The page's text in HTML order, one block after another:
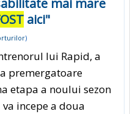
aici"
)
lui Rapid, a
premergatoare
etapa a noului sezon
incepe a doua